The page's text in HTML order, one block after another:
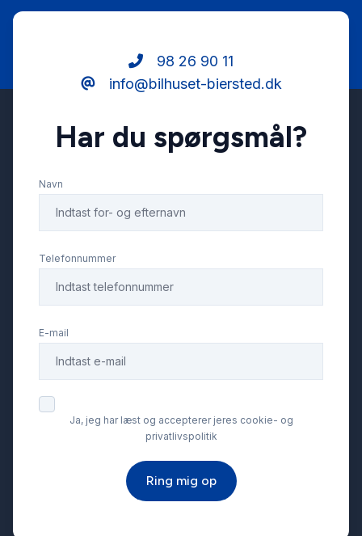
Musikstreaming via bluetooth
Ratgearskifte
Splitbagsæder
Sædevarme
Tagræling
Tonede ruder
USB tilslutning
98 26 90 11
info@bilhuset-biersted.dk
Har du spørgsmål?
Navn
Telefonnummer
E-mail
Ja, jeg har læst og accepterer jeres cookie- og
privatlivspolitik
Ring mig op